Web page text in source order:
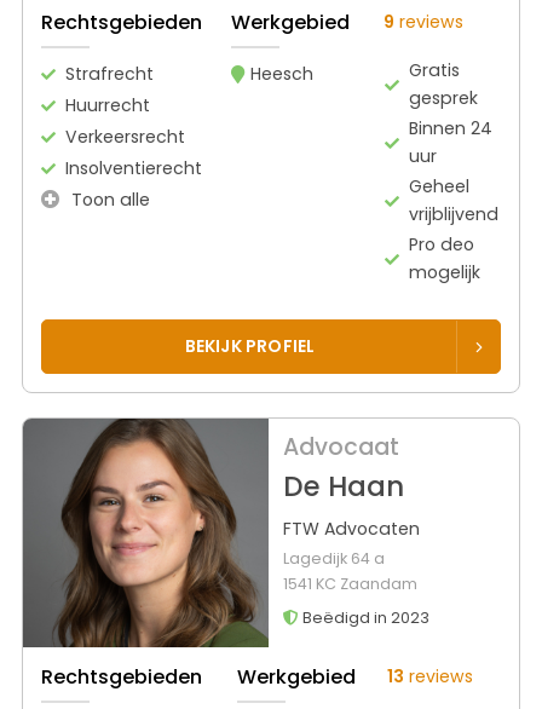
Rechtsgebieden
Strafrecht
Huurrecht
Verkeersrecht
Insolventierecht
Toon alle
Werkgebied
Heesch
9 reviews
Gratis
gesprek
Binnen 24
uur
Geheel
vrijblijvend
Pro deo
mogelijk
BEKIJK PROFIEL
Advocaat
De Haan
FTW Advocaten
Lagedijk 64 a
1541 KC Zaandam
Beëdigd in 2023
Rechtsgebieden Werkgebied 13 reviews